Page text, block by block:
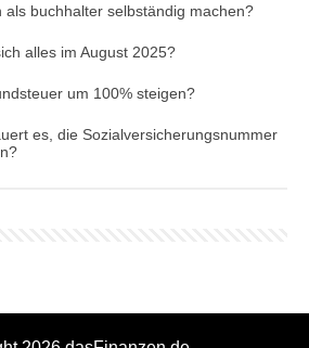
als buchhalter selbständig machen?
alles im August 2025?
um 100% steigen?
es, die Sozialversicherungsnummer